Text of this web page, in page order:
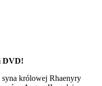
DVD!
królowej Rhaenyry